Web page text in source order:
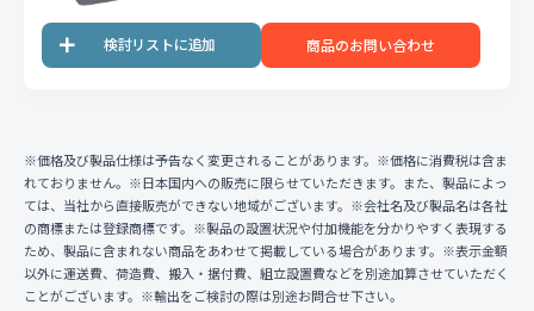
商品のお問い合わせ
※価格及び製品仕様は予告なく変更されることがあります。※価格に消費税は含ま
れておりません。※日本国内への販売に限らせていただきます。また、製品によっ
ては、当社から直接販売ができない地域がございます。※会社名及び製品名は各社
の商標または登録商標です。※製品の設置状況や付加機能を分かりやすく表現する
ため、製品に含まれない商品をあわせて掲載している場合があります。※表示金額
以外に運送費、荷造費、搬入・据付費、組立設置費などを別途加算させていただく
ことがございます。※輸出をご検討の際は別途お問合せ下さい。